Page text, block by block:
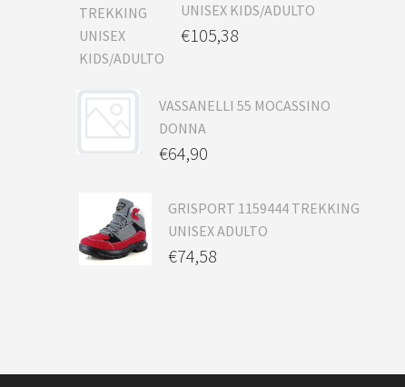
UNISEX KIDS/ADULTO
€105,38
VASSANELLI 55 MOCASSINO
DONNA
€64,90
GRISPORT 1159444 TREKKING
UNISEX ADULTO
€74,58